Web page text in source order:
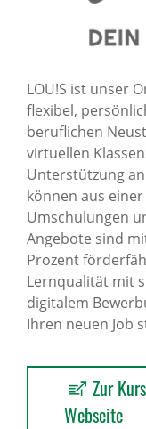
LOU!S ist unser
flexibel,
beruflichen
virtuellen
Unterstützung
können aus
Umschulungen
Angebote sind
Prozent
Lernqualität mit
digitalem
Ihren neuen Job
Zur
Webseite